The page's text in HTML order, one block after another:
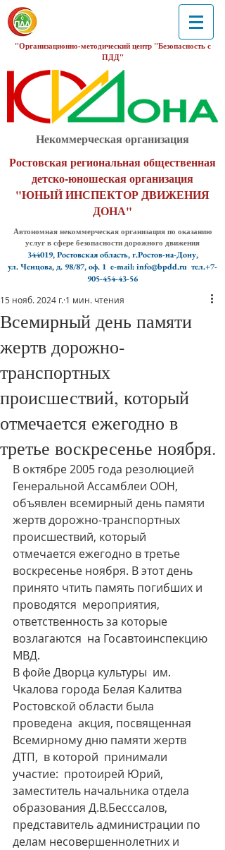
"Организационно-методический центр "Безопасность с
ПДД"
Некоммерческая организация
Ростовская региональная общественная
детско-юношеская организация
"ЮНЫЙ ИНСПЕКТОР ДВИЖЕНИЯ
ДОНА"
Автономная некоммерческая организация по оказанию
услуг в сфере безопасности дорожного движения
344019, Ростовская область, г.Ростов-на-Дону,
ул. Ченцова, д. 98/87, оф. 1 e-mail: info@bpdd.ru тел.+7-
905-454-43-56
Всемирный день памяти
жертв дорожно-
транспортных
происшествий, который
отмечается ежегодно в
третье воскресенье ноября.
15 нояб. 2024 г. 1 мин. чтения
В октябре 2005 года резолюцией
Генеральной Ассамблеи ООН,
объявлен всемирный день памяти
жертв дорожно-транспортных
происшествий, который
отмечается ежегодно в третье
воскресенье ноября. В этот день
принято чтить память погибших и
проводятся  мероприятия,
ответственность за которые
возлагаются  на Госавтоинспекцию
МВД.
В фойе Дворца культуры  им.
Чкалова города Белая Калитва
Ростовской области была
проведена  акция, посвященная
Всемирному дню памяти жертв
ДТП,  в которой  принимали
участие:  протоирей Юрий,
заместитель начальника отдела
образования Д.В.Бесссалов,
представитель администрации по
делам несовершеннолетних и